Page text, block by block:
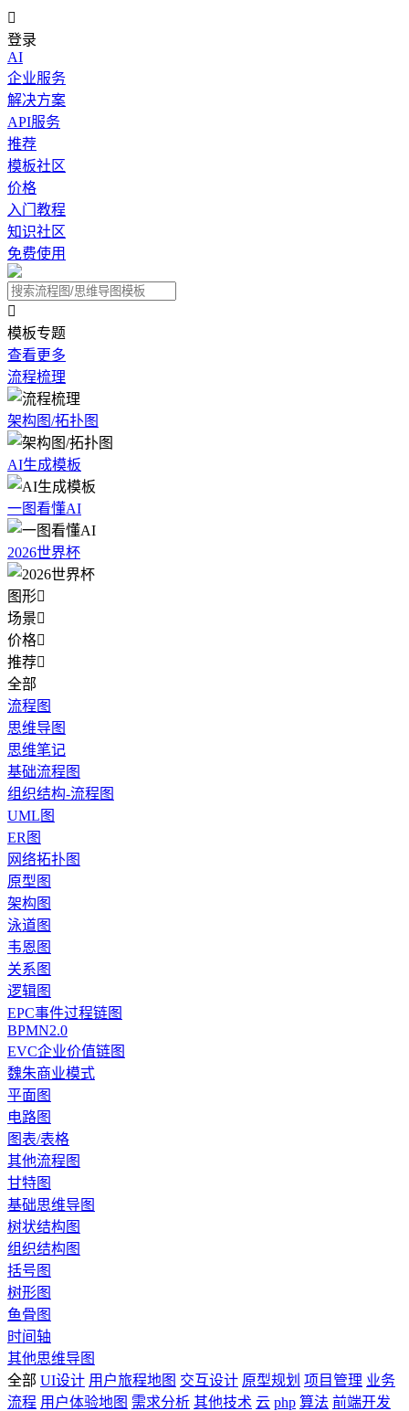

登录
AI
企业服务
解决方案
API服务
推荐
模板社区
价格
入门教程
知识社区
免费使用

模板专题
查看更多
流程梳理
架构图/拓扑图
AI生成模板
一图看懂AI
2026世界杯
图形
场景
价格
推荐
全部
流程图
思维导图
思维笔记
基础流程图
组织结构-流程图
UML图
ER图
网络拓扑图
原型图
架构图
泳道图
韦恩图
关系图
逻辑图
EPC事件过程链图
BPMN2.0
EVC企业价值链图
魏朱商业模式
平面图
电路图
图表/表格
其他流程图
甘特图
基础思维导图
树状结构图
组织结构图
括号图
树形图
鱼骨图
时间轴
其他思维导图
全部 UI设计 用户旅程地图 交互设计 原型规划 项目管理 业务
流程 用户体验地图 需求分析 其他技术 云 php 算法 前端开发